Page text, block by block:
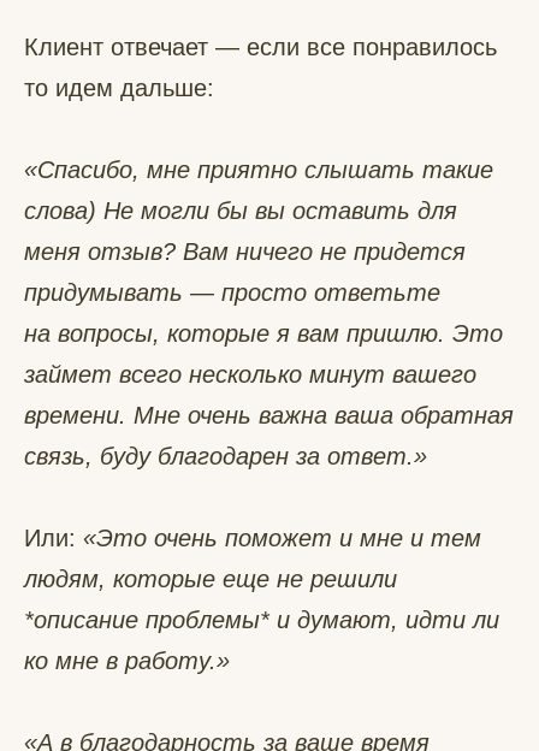
Клиент отвечает — если все понравилось
то идем дальше:
«Спасибо, мне приятно слышать такие
слова) Не могли бы вы оставить для
меня отзыв? Вам ничего не придется
придумывать — просто ответьте
на вопросы, которые я вам пришлю. Это
займет всего несколько минут вашего
времени. Мне очень важна ваша обратная
связь, буду благодарен за ответ.»
Или: «Это очень поможет и мне и тем
людям, которые еще не решили
*описание проблемы* и думают, идти ли
ко мне в работу.»
«А в благодарность за ваше время